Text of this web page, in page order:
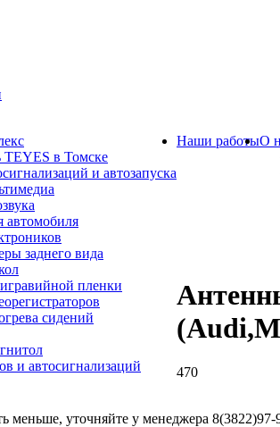
TEYES в Томске
и автозапуска
заднего вида
пленки
сидений
и автосигнализаций
Наши работыО
470
меньше, уточняйте у менеджера 8(3822)97-